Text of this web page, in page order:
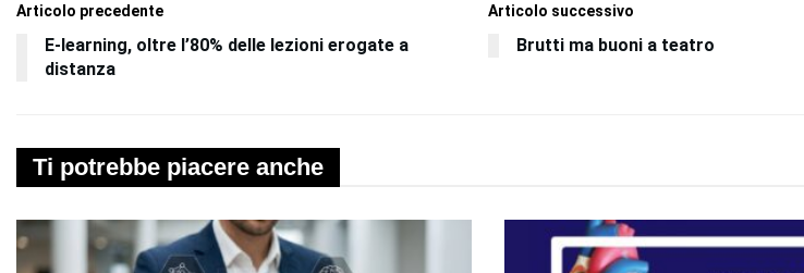
Articolo precedente
E-learning, oltre l’80% delle lezioni erogate a
distanza
Articolo successivo
Brutti ma buoni a teatro
Ti potrebbe piacere anche